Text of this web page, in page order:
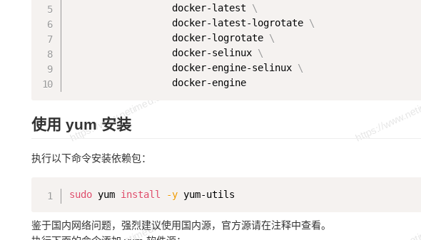
                  docker-latest
\
                  docker-latest-logrotate
\
                  docker-logrotate
\
                  docker-selinux
\
                  docker-engine-selinux
\
                  docker-engine
使用 yum 安装
执行以下命令安装依赖包：
sudo yum install -y
鉴于国内网络问题，强烈建议使用国内源，官方源请在注释中查看。